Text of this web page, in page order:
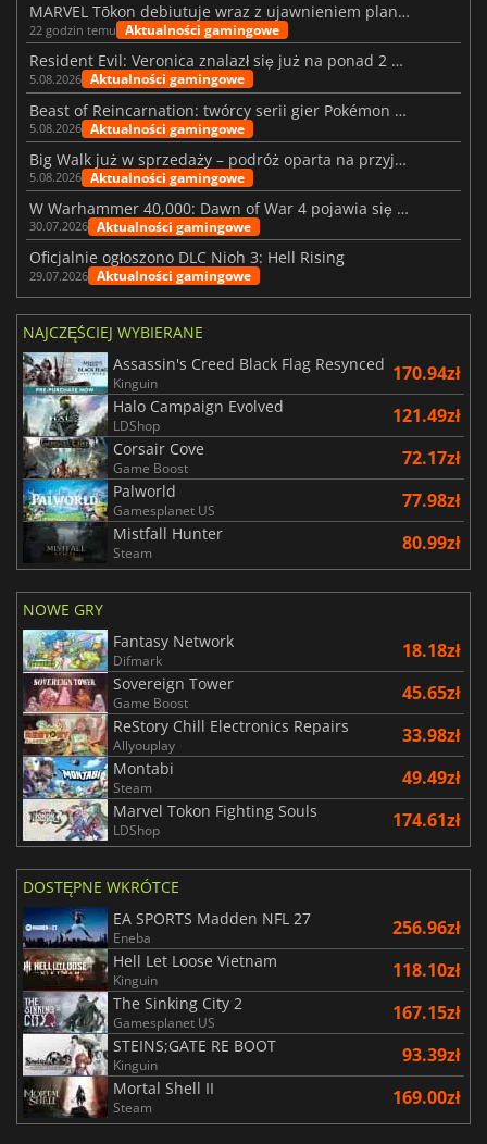
MARVEL Tōkon debiutuje wraz z ujawnieniem planu rozwoju na pierwszy rok
22 godzin temu Aktualności gamingowe
Resident Evil: Veronica znalazł się już na ponad 2 milionach list życzeń
5.08.2026 Aktualności gamingowe
Beast of Reincarnation: twórcy serii gier Pokémon wkraczają na nową ścieżkę
5.08.2026 Aktualności gamingowe
Big Walk już w sprzedaży – podróż oparta na przyjaźni
5.08.2026 Aktualności gamingowe
W Warhammer 40,000: Dawn of War 4 pojawia się frakcja Nekronów
30.07.2026 Aktualności gamingowe
Oficjalnie ogłoszono DLC Nioh 3: Hell Rising
29.07.2026 Aktualności gamingowe
NAJCZĘŚCIEJ WYBIERANE
Assassin's Creed Black Flag Resynced
Kinguin 170.94zł
Halo Campaign Evolved
LDShop 121.49zł
Corsair Cove
Game Boost 72.17zł
Palworld
Gamesplanet US 77.98zł
Mistfall Hunter
Steam 80.99zł
NOWE GRY
Fantasy Network
Difmark 18.18zł
Sovereign Tower
Game Boost 45.65zł
ReStory Chill Electronics Repairs
Allyouplay 33.98zł
Montabi
Steam 49.49zł
Marvel Tokon Fighting Souls
LDShop 174.61zł
DOSTĘPNE WKRÓTCE
EA SPORTS Madden NFL 27
Eneba 256.96zł
Hell Let Loose Vietnam
Kinguin 118.10zł
The Sinking City 2
Gamesplanet US 167.15zł
STEINS;GATE RE BOOT
Kinguin 93.39zł
Mortal Shell II
Steam 169.00zł